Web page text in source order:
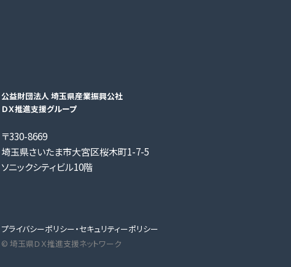
公益財団法人 埼玉県産業振興公社
ＤＸ推進支援グループ
〒330-8669
埼玉県さいたま市大宮区桜木町1-7-5
ソニックシティビル10階
プライバシーポリシー・セキュリティーポリシー
© 埼玉県ＤＸ推進支援ネットワーク